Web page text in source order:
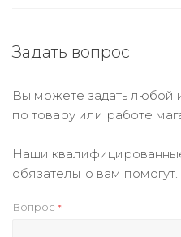
Задать вопрос
Вы можете задать любой
по товару или работе
Наши
обязательно вам помогут.
Вопрос *